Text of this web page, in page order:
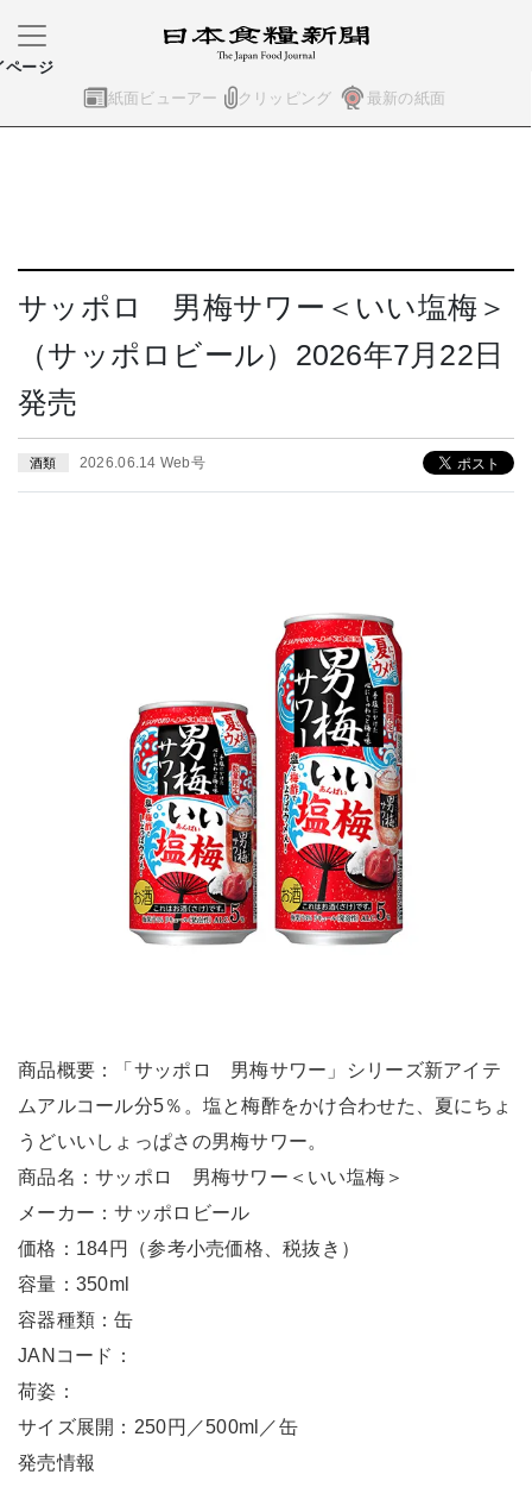
紙面ビューアー クリッピング 最新の紙面
ページ
サッポロ 男梅サワー＜いい塩梅＞
（サッポロビール）2026年7月22日
発売
酒類 2026.06.14 Web号
商品概要：「サッポロ 男梅サワー」シリーズ新アイテ
ムアルコール分5％。塩と梅酢をかけ合わせた、夏にちょ
うどいいしょっぱさの男梅サワー。
商品名：サッポロ 男梅サワー＜いい塩梅＞
メーカー：サッポロビール
価格：184円（参考小売価格、税抜き）
容量：350ml
容器種類：缶
JANコード：
荷姿：
サイズ展開：250円／500ml／缶
発売情報